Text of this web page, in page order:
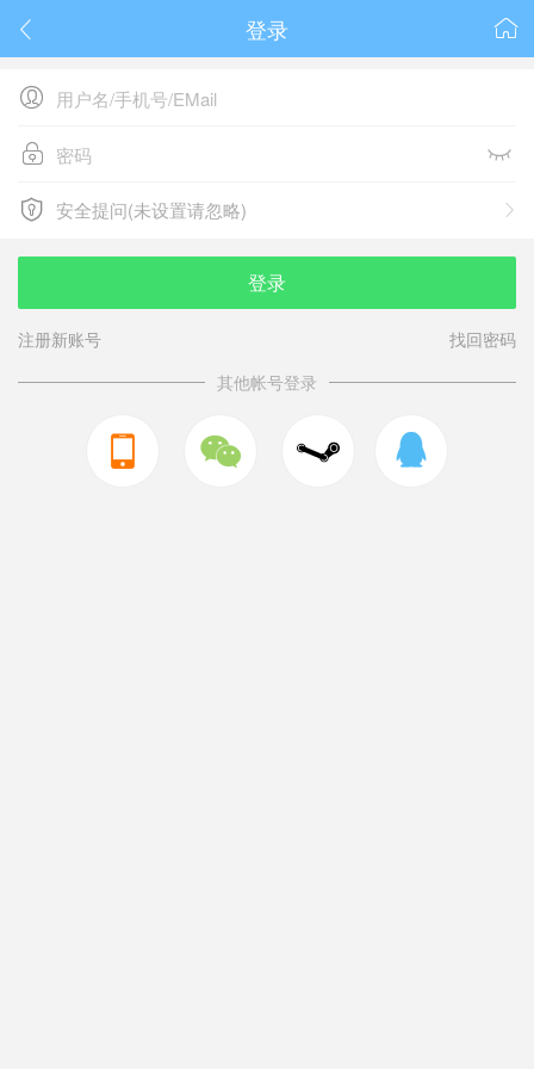
 
登录

 
 
安全提问(未设置请忽略)
安全提问(未设置请忽略)
登录
注册新账号
找回密码
其他帐号登录
  